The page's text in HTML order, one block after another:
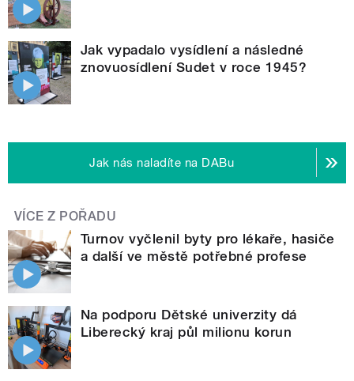
Jak vypadalo vysídlení a následné
znovuosídlení Sudet v roce 1945?
Jak nás naladíte na DABu
VÍCE Z POŘADU
Turnov vyčlenil byty pro lékaře, hasiče
a další ve městě potřebné profese
Na podporu Dětské univerzity dá
Liberecký kraj půl milionu korun